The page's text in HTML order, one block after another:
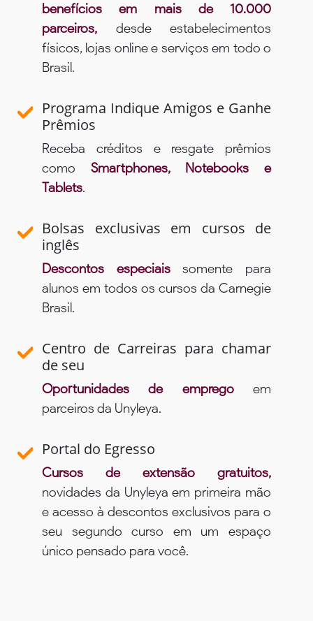
benefícios em mais de 10.000
parceiros, desde estabelecimentos
físicos, lojas online e serviços em todo o
Brasil.
Programa Indique Amigos e Ganhe
Prêmios
Receba créditos e resgate prêmios
como Smartphones, Notebooks e
Tablets.
Bolsas exclusivas em cursos de
inglês
Descontos especiaissomente para
alunos em todos os cursos da Carnegie
Brasil.
Centro de Carreiras para chamar
de seu
Oportunidades de empregoem
parceiros da Unyleya.
Portal do Egresso
Cursos de extensão gratuitos,
novidades da Unyleya em primeira mão
e acesso à descontos exclusivos para o
seu segundo curso em um espaço
único pensado para você.